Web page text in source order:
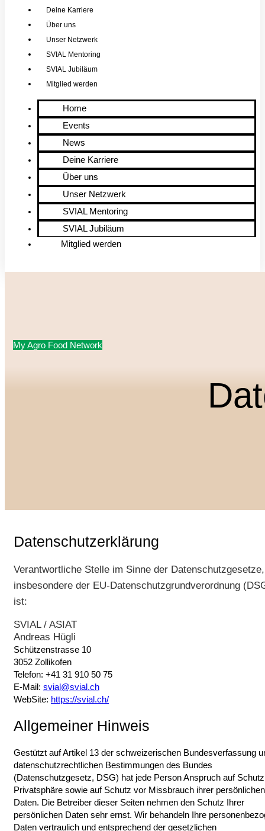
Deine Karriere
Über uns
Unser Netzwerk
SVIAL Mentoring
SVIAL Jubiläum
Mitglied werden
Home
Events
News
Deine Karriere
Über uns
Unser Netzwerk
SVIAL Mentoring
SVIAL Jubiläum
Mitglied werden
My Agro Food Network
Datenschutzerklärung
Verantwortliche Stelle im Sinne der Datenschutzgesetze,
insbesondere der EU-Datenschutzgrundverordnung
ist:
SVIAL / ASIAT
Andreas Hügli
Schützenstrasse 10
3052 Zollikofen
Telefon: +41 31 910 50 75
E-Mail: svial@svial.ch
WebSite: https://svial.ch/
Allgemeiner Hinweis
Gestützt auf Artikel 13 der schweizerischen Bundesverfassung
datenschutzrechtlichen Bestimmungen des Bundes
(Datenschutzgesetz, DSG) hat jede Person Anspruch auf
Privatsphäre sowie auf Schutz vor Missbrauch ihrer persönlichen
Daten. Die Betreiber dieser Seiten nehmen den Schutz Ihrer
persönlichen Daten sehr ernst. Wir behandeln Ihre
Daten vertraulich und entsprechend der gesetzlichen